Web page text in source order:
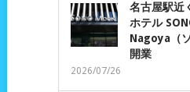
名古屋駅近
ホテル
Nagoya（
開業
2026/07/26